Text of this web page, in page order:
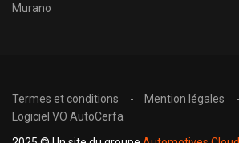
Murano
Termes et conditions
Mention légales
Logiciel VO AutoCerfa